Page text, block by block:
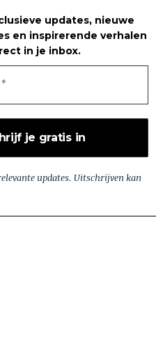
updates, nieuwe
en inspirerende verhalen
in je inbox.
updates. Uitschrijven kan